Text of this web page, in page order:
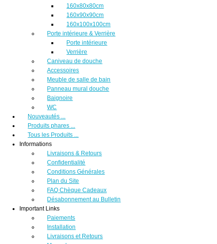
160x80x80cm
160x90x90cm
160x100x100cm
Porte intérieure & Verrière
Porte intérieure
Verrière
Caniveau de douche
Accessoires
Meuble de salle de bain
Panneau mural douche
Baignoire
WC
Nouveautés ...
Produits phares ...
Tous les Produits ...
Informations
Livraisons & Retours
Confidentialité
Conditions Générales
Plan du Site
FAQ Chèque Cadeaux
Désabonnement au Bulletin
Important Links
Paiements
Installation
Livraisons et Retours